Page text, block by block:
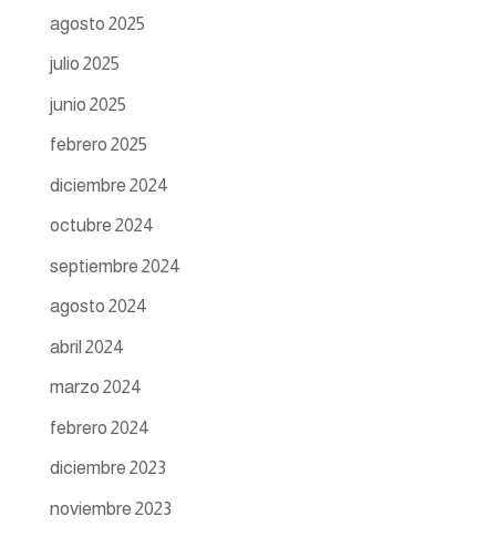
agosto 2025
julio 2025
junio 2025
febrero 2025
diciembre 2024
octubre 2024
septiembre 2024
agosto 2024
abril 2024
marzo 2024
febrero 2024
diciembre 2023
noviembre 2023